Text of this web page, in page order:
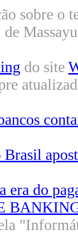
sobre o
de
do site
Brasil
era do